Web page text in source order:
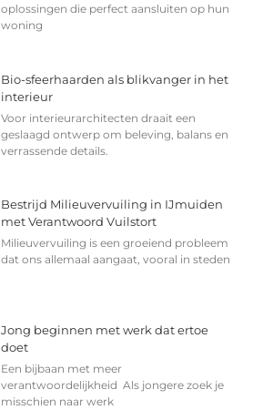
oplossingen die perfect aansluiten op hun
woning
Bio-sfeerhaarden als blikvanger in het
interieur
Voor interieurarchitecten draait een
geslaagd ontwerp om beleving, balans en
verrassende details.
Bestrijd Milieuvervuiling in IJmuiden
met Verantwoord Vuilstort
Milieuvervuiling is een groeiend probleem
dat ons allemaal aangaat, vooral in steden
Jong beginnen met werk dat ertoe
doet
Een bijbaan met meer
verantwoordelijkheid Als jongere zoek je
misschien naar werk